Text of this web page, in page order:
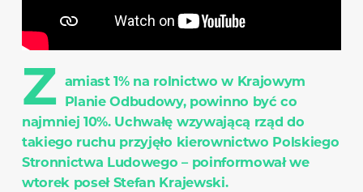
Z amiast 1% na rolnictwo w Krajowym
Planie Odbudowy, powinno być co
najmniej 10%. Uchwałę wzywającą rząd do
takiego ruchu przyjęło kierownictwo Polskiego
Stronnictwa Ludowego – poinformował we
wtorek poseł Stefan Krajewski.